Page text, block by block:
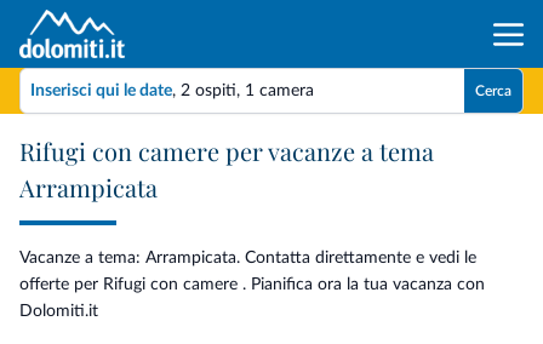
Inserisci qui le date, 2 ospiti, 1 camera Cerca
Rifugi con camere per vacanze a tema
Arrampicata
Vacanze a tema: Arrampicata. Contatta direttamente e vedi le
offerte per Rifugi con camere . Pianifica ora la tua vacanza con
Dolomiti.it